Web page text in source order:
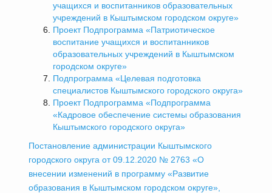
учащихся и воспитанников образовательных
учреждений в Кыштымском городском округе»
Проект Подпрограмма «Патриотическое
воспитание учащихся и воспитанников
образовательных учреждений в Кыштымском
городском округе»
Подпрограмма «Целевая подготовка
специалистов Кыштымского городского округа»
Проект Подпрограмма «Подпрограмма
«Кадровое обеспечение системы образования
Кыштымского городского округа»
Постановление администрации Кыштымского
городского округа от 09.12.2020 № 2763 «О
внесении изменений в программу «Развитие
образования в Кыштымском городском округе»,